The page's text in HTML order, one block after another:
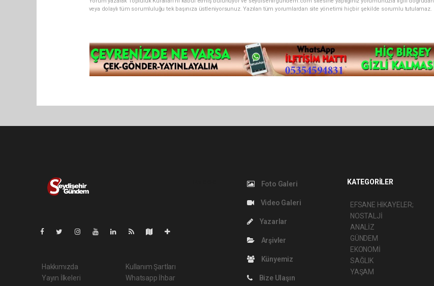
veya dolaylı tüm sorumluluğu tek başınıza üstleniyorsunuz. Yazılan tüm yorumlardan site yönetimi hiçbir şekilde sorumlu tutulamaz.
Hakkımızda
Yayın İlkeleri
Kullanım Şartları
Whatsapp İhbar
Foto Galeri
Video Galeri
Yazarlar
Arşivler
Künyemiz
Bize Ulaşın
KATEGORİLER
EFSANE HİKAYELER;
NOSTALJİ
ANALİZ
GÜNDEM
EKONOMİ
SAĞLIK
YAŞAM